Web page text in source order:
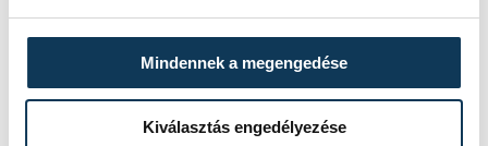
Mindennek a megengedése
Kiválasztás engedélyezése